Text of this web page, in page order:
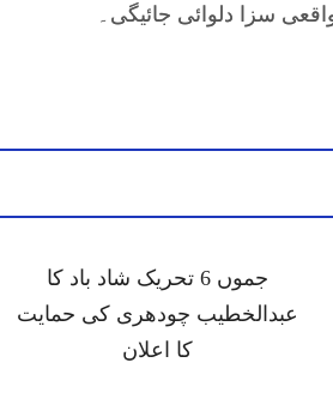
سزا دلوائی جائیگی۔
جموں 6 تحریک شاد باد کا
عبدالخطیب چودھری کی حمایت
کا اعلان